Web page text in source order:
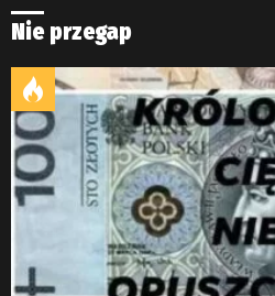
Nie przegap